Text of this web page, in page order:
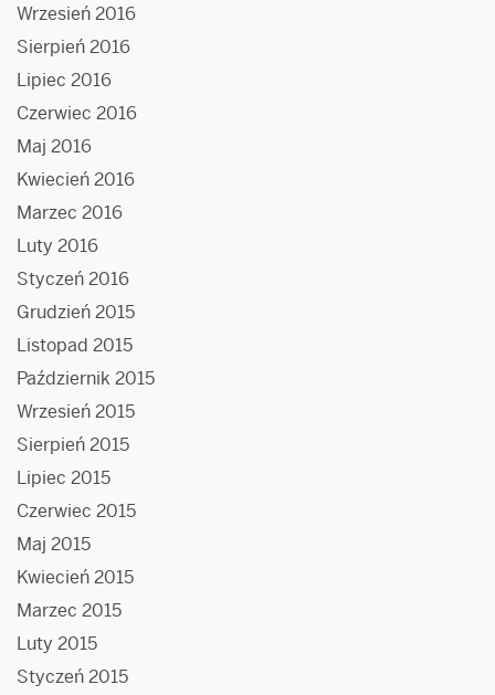
Wrzesień 2016
Sierpień 2016
Lipiec 2016
Czerwiec 2016
Maj 2016
Kwiecień 2016
Marzec 2016
Luty 2016
Styczeń 2016
Grudzień 2015
Listopad 2015
Październik 2015
Wrzesień 2015
Sierpień 2015
Lipiec 2015
Czerwiec 2015
Maj 2015
Kwiecień 2015
Marzec 2015
Luty 2015
Styczeń 2015